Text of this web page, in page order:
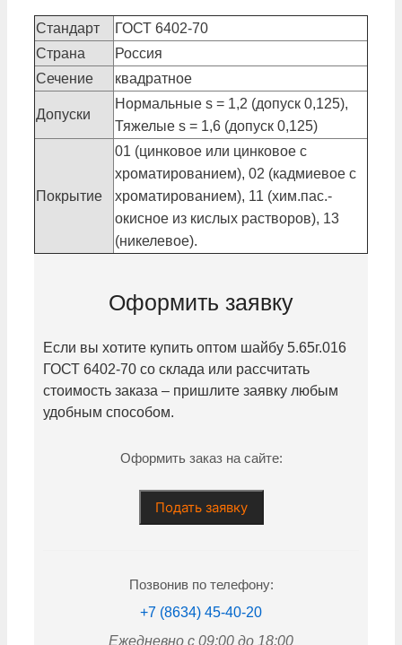
Стандарт
ГОСТ 6402-70
Страна
Россия
Сечение
квадратное
Допуски
Нормальные s = 1,2 (допуск 0,125),
Тяжелые s = 1,6 (допуск 0,125)
Покрытие
01 (цинковое или цинковое с
хроматированием), 02 (кадмиевое с
хроматированием), 11 (хим.пас.-
окисное из кислых растворов), 13
(никелевое).
Оформить заявку
Если вы хотите купить оптом шайбу 5.65г.016
ГОСТ 6402-70 со склада или рассчитать
стоимость заказа – пришлите заявку любым
удобным способом.
Оформить заказ на сайте:
Подать заявку
Позвонив по телефону:
+7 (8634) 45-40-20
Ежедневно с 09:00 до 18:00